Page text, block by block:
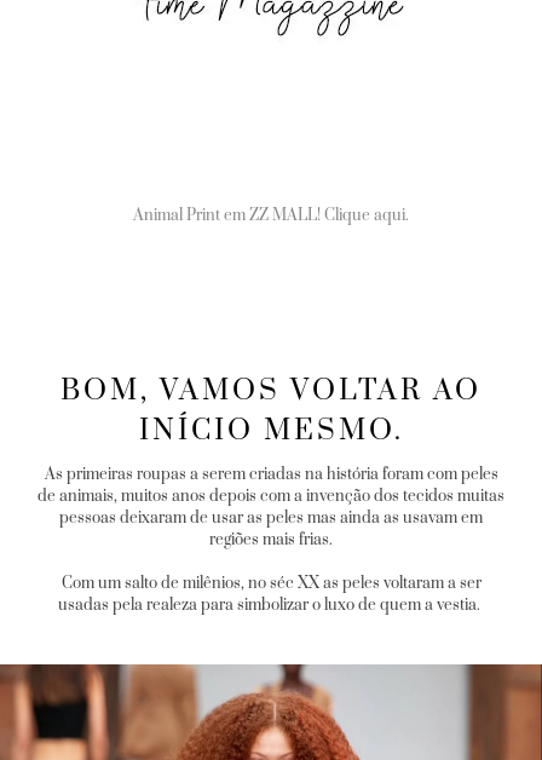
Animal Print em ZZ MALL! Clique aqui.
BOM, VAMOS VOLTAR AO
INÍCIO MESMO.
As primeiras roupas a serem criadas na história foram com peles
de animais, muitos anos depois com a invenção dos tecidos muitas
pessoas deixaram de usar as peles mas ainda as usavam em
regiões mais frias.
Com um salto de milênios, no séc XX as peles voltaram a ser
usadas pela realeza para simbolizar o luxo de quem a vestia.